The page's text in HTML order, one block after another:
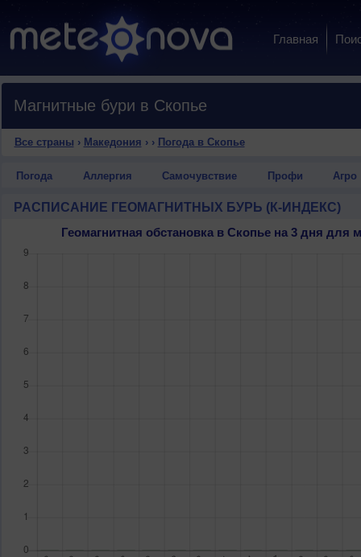
Главная
Магнитные бури в Скопье
Все страны › Македония › › Погода в Скопье
Погода Аллергия Самочувствие Профи Агро
РАСПИСАНИЕ ГЕОМАГНИТНЫХ БУРЬ (К-ИНДЕКС)
Геомагнитная обстановка в Скопье на 3 дня для